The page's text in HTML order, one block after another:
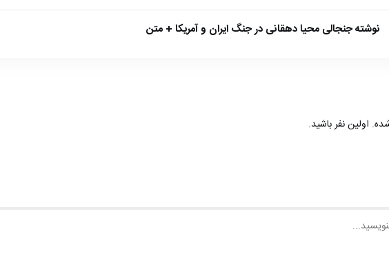
نوشته جنجالی محیا دهقانی در جنگ ایران و آمریکا + متن
اولین نفر باشید.